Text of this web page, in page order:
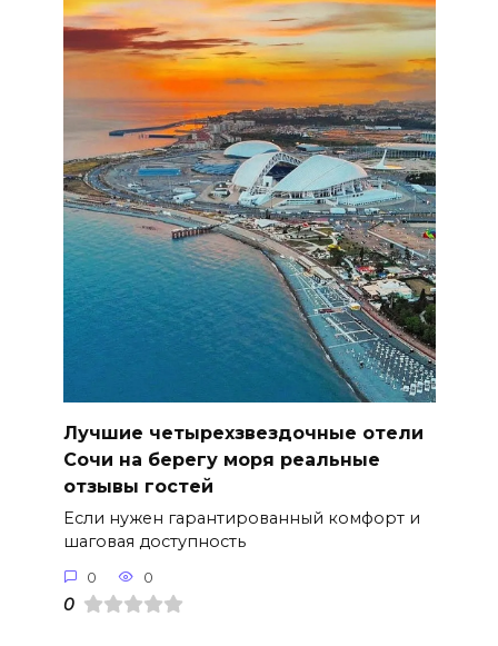
Лучшие четырехзвездочные отели
Сочи на берегу моря реальные
отзывы гостей
Если нужен гарантированный комфорт и
шаговая доступность
0 0
0